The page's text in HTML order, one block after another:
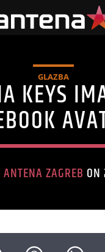
GLAZBA
KEYS
ANTENA ZAGREB